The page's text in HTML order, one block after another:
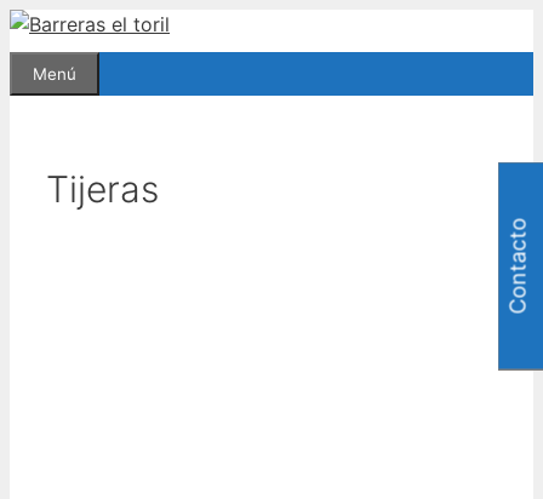
Saltar
al
contenido
Menú
Tijeras
Contacto